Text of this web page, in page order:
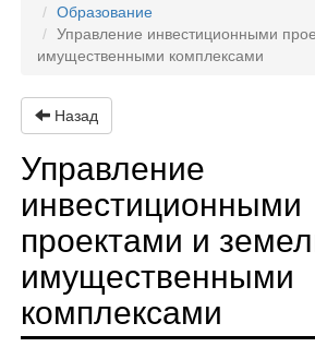
Образование
Управление инвестиционными
имущественными комплексами
Назад
Управление
инвестиционными
проектами и
имущественными
комплексами